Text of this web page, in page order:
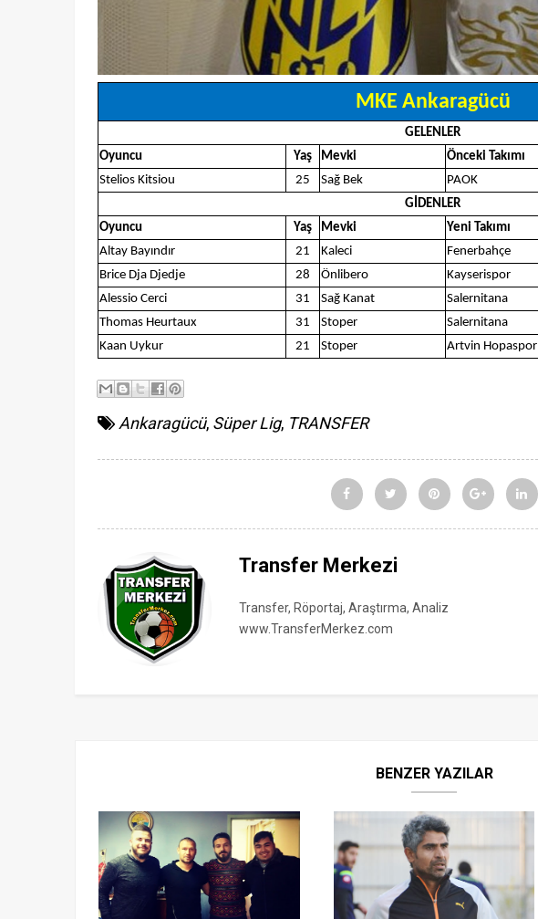
MKE Ankaragücü
GELENLER
Oyuncu
Yaş Mevki Önceki Takımı
Stelios Kitsiou
25 Sağ Bek PAOK
GİDENLER
Oyuncu
Yaş Mevki Yeni Takımı
Altay Bayındır
21 Kaleci Fenerbahçe
Brice Dja Djedje
28 Önlibero Kayserispor
Alessio Cerci
31 Sağ Kanat Salernitana
Thomas Heurtaux
31 Stoper Salernitana
Kaan Uykur
21 Stoper Artvin Hopaspor
Ankaragücü, Süper Lig, TRANSFER
Transfer Merkezi
Transfer, Röportaj, Araştırma, Analiz
www.TransferMerkez.com
BENZER YAZILAR